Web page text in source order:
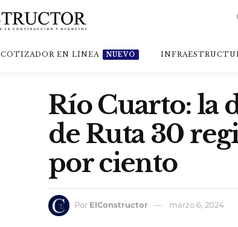
COTIZADOR EN LÍNEA NUEVO
Río Cuarto: la
de Ruta 30
por ciento
Por ElConstructor marzo 6, 2024